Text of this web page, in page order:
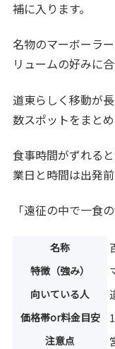
補に入ります。
名物のマーボーラ
リュームの好みに
道東らしく移動が
数スポットをまと
食事時間がずれる
業日と時間は出発
「遠征の中で一食
名称
特徴（強み）
向いている人
価格帯or料金目安
注意点